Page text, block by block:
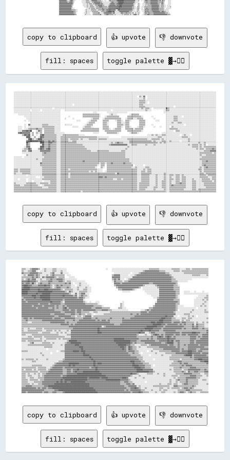
copy to clipboard 👍 upvote 👎 downvote
fill: spaces toggle palette ▓→✊🏽
copy to clipboard 👍 upvote 👎 downvote
fill: spaces toggle palette ▓→✊🏽
copy to clipboard 👍 upvote 👎 downvote
fill: spaces toggle palette ▓→✊🏽